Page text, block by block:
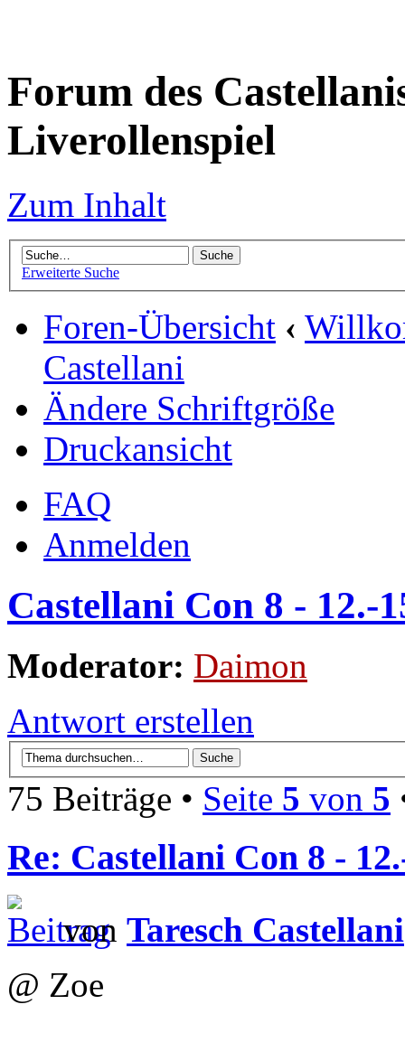
Forum des
Liverollenspiel
Zum Inhalt
Erweiterte Suche
Foren-Übersicht ‹
Castellani
Ändere Schriftgröße
Druckansicht
FAQ
Anmelden
Castellani Con 8 - 12.-
Moderator: Daimon
Antwort erstellen
75 Beiträge • Seite 5 von 5
Re: Castellani Con 8 -
von Taresch Castellani
@ Zoe